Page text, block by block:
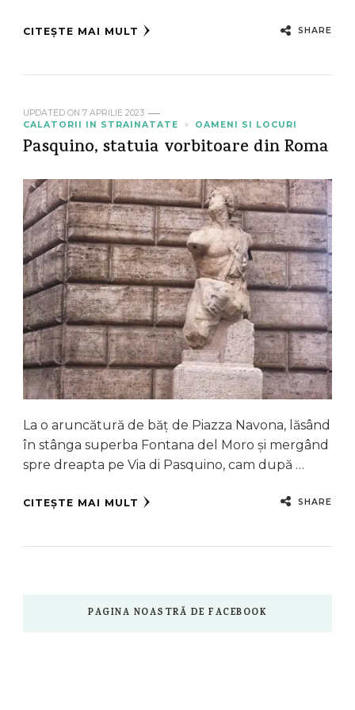
CITEȘTE MAI MULT SHARE
UPDATED ON 7 APRILIE 2023
CALATORII IN STRAINATATE
OAMENI SI LOCURI
Pasquino, statuia vorbitoare din Roma
La o aruncătură de băț de Piazza Navona, lăsând
în stânga superba Fontana del Moro și mergând
spre dreapta pe Via di Pasquino, cam după …
CITEȘTE MAI MULT SHARE
PAGINA NOASTRĂ DE FACEBOOK